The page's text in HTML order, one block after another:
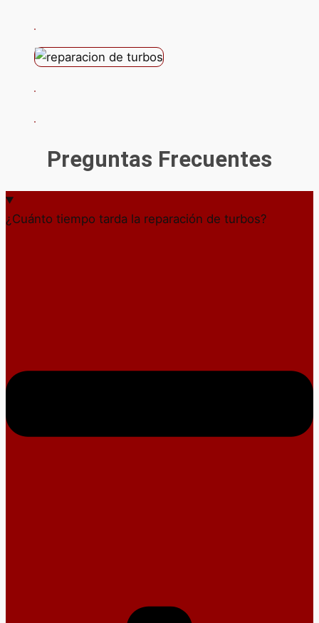
Preguntas Frecuentes
¿Cuánto tiempo tarda la reparación de turbos?